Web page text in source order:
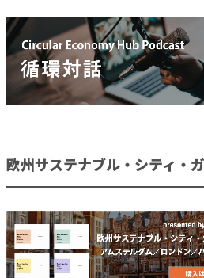
欧州サステナブル・シティ・